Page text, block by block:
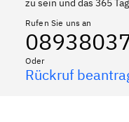
Rufen Sie uns an
Oder
Rückruf